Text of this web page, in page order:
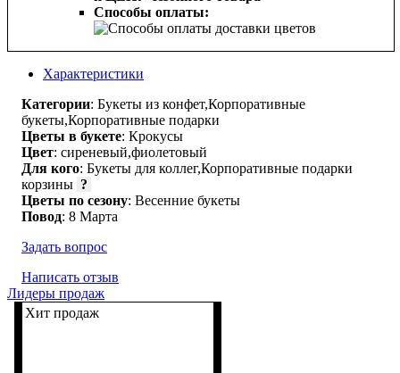
Способы оплаты:
Характеристики
Категории: Букеты из конфет,Корпоративные
букеты,Корпоративные подарки
Цветы в букете: Крокусы
Цвет: сиреневый,фиолетовый
Для кого: Букеты для коллег,Корпоративные подарки
корзины ?
Цветы по сезону: Весенние букеты
Повод: 8 Марта
Задать вопрос
Написать отзыв
Лидеры продаж
Хит продаж